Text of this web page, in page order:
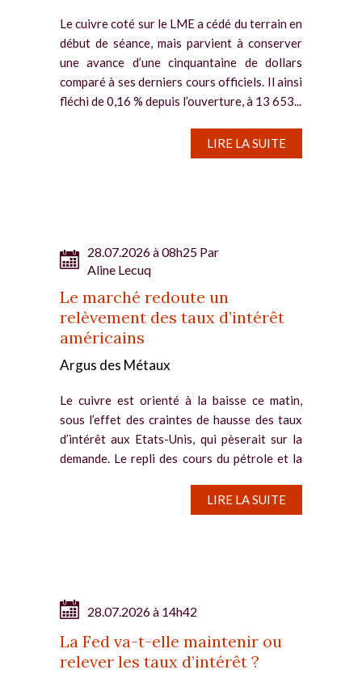
Le cuivre coté sur le LME a cédé du terrain en
début de séance, mais parvient à conserver
une avance d’une cinquantaine de dollars
comparé à ses derniers cours officiels. Il ainsi
fléchi de 0,16 % depuis l’ouverture, à 13 653...
LIRE LA SUITE
28.07.2026 à 08h25 Par
Aline Lecuq
Le marché redoute un
relèvement des taux d’intérêt
américains
Argus des Métaux
Le cuivre est orienté à la baisse ce matin,
sous l’effet des craintes de hausse des taux
d’intérêt aux Etats-Unis, qui pèserait sur la
demande. Le repli des cours du pétrole et la
LIRE LA SUITE
28.07.2026 à 14h42
La Fed va-t-elle maintenir ou
relever les taux d’intérêt ?